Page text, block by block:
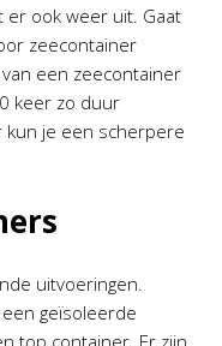
er ook weer uit. Gaat
zeecontainer
een zeecontainer
keer zo duur
kun je een scherpere
uitvoeringen.
geïsoleerde
top container. Er zijn